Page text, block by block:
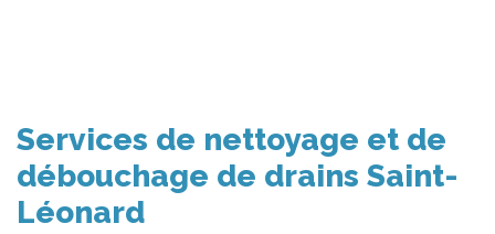
Services de nettoyage et de
débouchage de drains Saint-
Léonard